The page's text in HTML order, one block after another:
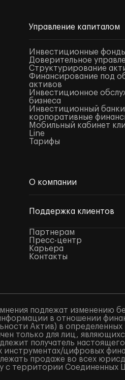
Управление капиталом
Инвестиционные
Доверительное
Структурирование
Финансирование под
активов
Инвестиционное
бизнеса
Инвестиционный
корпоративные
Мобильный кабинет
Line
Тарифы
О компании
Поддержка клиентов
Партнерам
Пресс-центр
Карьера
Контакты
подлежат изменению
в отношении
Актив) в
только для лиц,
получатель
инструментах/цифровых
продаже во всех
с территории